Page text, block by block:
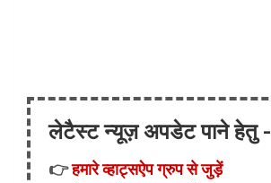
लेटैस्ट न्यूज़ अपडेट पाने हेतु -
👉हमारे व्हाट्सऐप ग्रुप से जुड़ें